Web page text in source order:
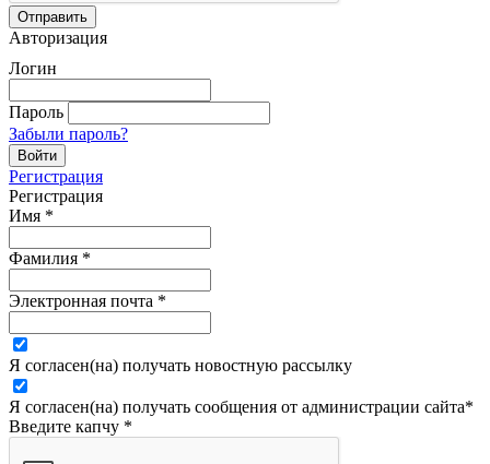
Авторизация
Логин
Пароль
Забыли пароль?
Регистрация
Регистрация
Имя *
Фамилия *
Электронная почта *
Я согласен(на) получать новостную рассылку
Я согласен(на) получать сообщения от администрации сайта*
Введите капчу *